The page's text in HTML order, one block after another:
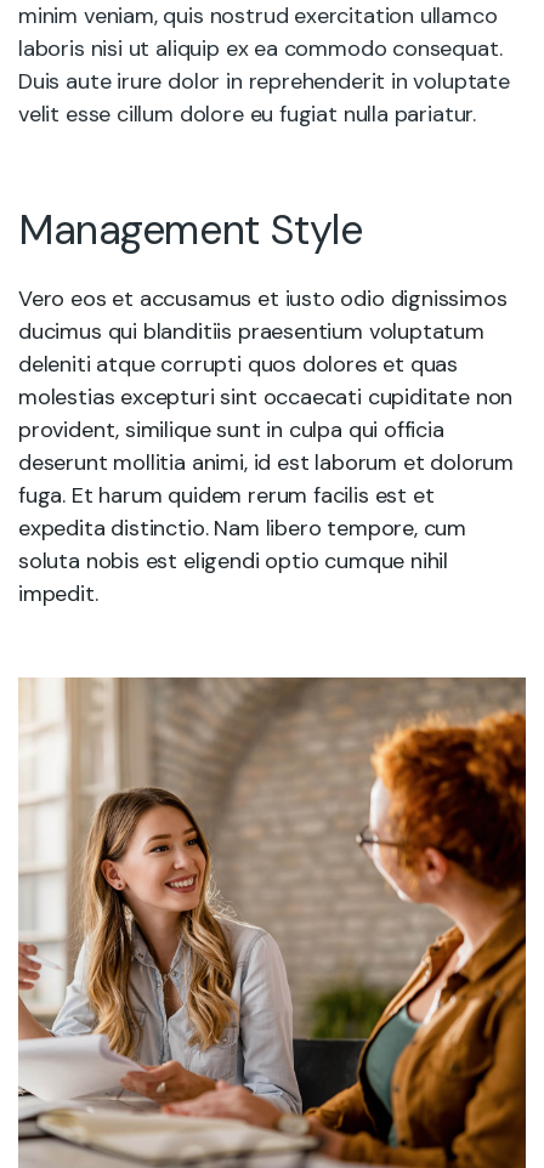
minim veniam, quis nostrud exercitation ullamco
laboris nisi ut aliquip ex ea commodo consequat.
Duis aute irure dolor in reprehenderit in voluptate
velit esse cillum dolore eu fugiat nulla pariatur.
Management Style
Vero eos et accusamus et iusto odio dignissimos
ducimus qui blanditiis praesentium voluptatum
deleniti atque corrupti quos dolores et quas
molestias excepturi sint occaecati cupiditate non
provident, similique sunt in culpa qui officia
deserunt mollitia animi, id est laborum et dolorum
fuga. Et harum quidem rerum facilis est et
expedita distinctio. Nam libero tempore, cum
soluta nobis est eligendi optio cumque nihil
impedit.